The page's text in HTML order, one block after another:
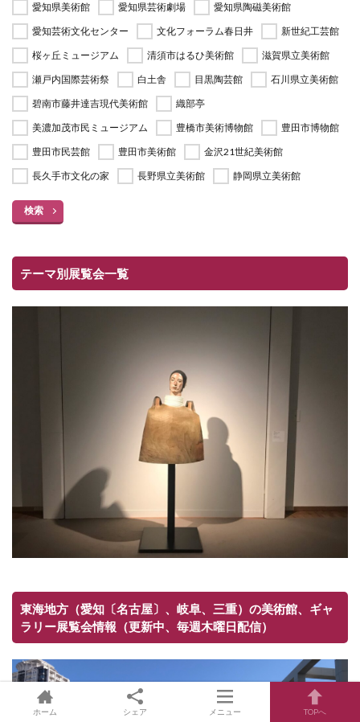
愛知県美術館
愛知県芸術劇場
愛知県陶磁美術館
愛知芸術文化センター
文化フォーラム春日井
新世紀工芸館
桜ヶ丘ミュージアム
清須市はるひ美術館
滋賀県立美術館
瀬戸内国際芸術祭
白土舎 目黒陶芸館
石川県立美術館
碧南市藤井達吉現代美術館
織部亭
美濃加茂市民ミュージアム
豊橋市美術博物館
豊田市博物館
豊田市民芸館
豊田市美術館
金沢21世紀美術館
長久手市文化の家
長野県立美術館 静岡県立美術館
検索
テーマ別展覧会一覧
東海地方（愛知〔名古屋〕、岐阜、三重）の美術館、ギャ
ラリー展覧会情報（更新中、毎週木曜日配信）
ホーム シェア メニュー TOPへ